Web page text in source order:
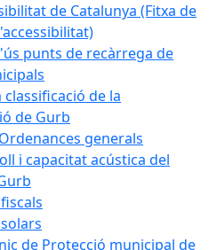
de Catalunya (Fitxa de
punts de recàrrega de
de la
de Gurb
generals
i capacitat acústica del
de Protecció municipal de